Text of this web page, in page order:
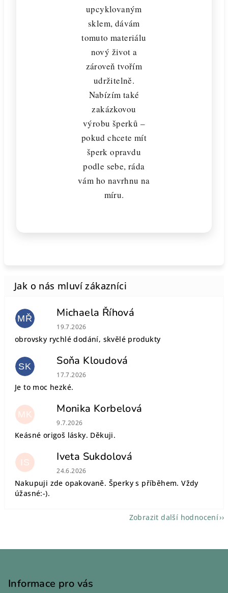
upcyklovaným
sklem, dávám
tomuto materiálu
nový život a
zároveň tvořím
udržitelně.
Nabízím také
zakázkovou
výrobu šperků –
pokud chcete mít
šperk opravdu
podle sebe, ráda
vám ho navrhnu na
míru.
MŘ Michaela Říhová
Hodnocení obchodu je 5 z 5 hvězdiček.
19.7.2026
obrovsky rychlé dodání, skvělé produkty
SK Soňa Kloudová
Hodnocení obchodu je 5 z 5 hvězdiček.
17.7.2026
Je to moc hezké.
MK Monika Korbelová
Hodnocení obchodu je 5 z 5 hvězdiček.
9.7.2026
Keásné origoš lásky. Děkuji.
IS Iveta Sukdolová
Hodnocení obchodu je 5 z 5 hvězdiček.
24.6.2026
Nakupuji zde opakovaně. Šperky s příběhem. Vždy
úžasné:-).
Zobrazit další hodnocení
Informace pro vás